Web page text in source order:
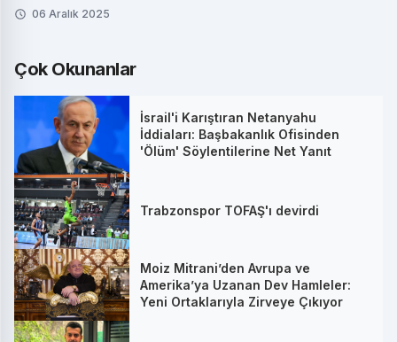
06 Aralık 2025
Çok Okunanlar
İsrail'i Karıştıran Netanyahu
İddiaları: Başbakanlık Ofisinden
'Ölüm' Söylentilerine Net Yanıt
Trabzonspor TOFAŞ'ı devirdi
Moiz Mitrani’den Avrupa ve
Amerika’ya Uzanan Dev Hamleler:
Yeni Ortaklarıyla Zirveye Çıkıyor